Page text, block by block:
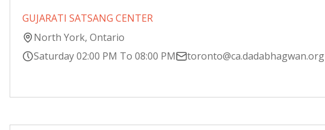
GUJARATI SATSANG CENTER
North York, Ontario
Saturday 02:00 PM To 08:00 PM
toronto@ca.dadabhagwan.org